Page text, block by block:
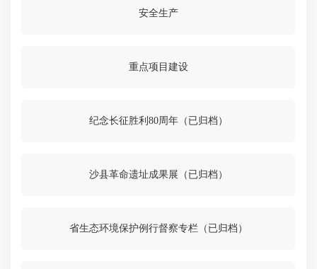
安全生产
重点项目建设
纪念长征胜利80周年（已归档）
沙县革命遗址成果展（已归档）
省生态环境保护例行督察专栏（已归档）